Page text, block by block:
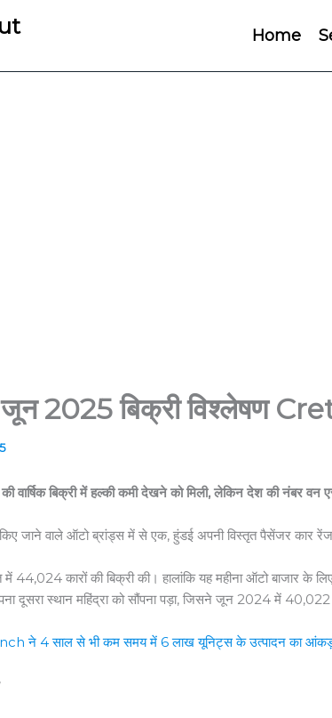
Home
2025 बिक्री विश्लेषण
बिक्री में हल्की कमी देखने को मिली, लेकिन देश की नंबर वन
जाने वाले ऑटो ब्रांड्स में से एक, हुंडई अपनी विस्तृत पैसेंजर कार रेंज
कारों की बिक्री की। हालांकि यह महीना ऑटो बाजार के
अपना दूसरा स्थान महिंद्रा को सौंपना पड़ा, जिसने जून 2024 में
ने 4 साल से भी कम समय में 6 लाख यूनिट्स के उत्पादन का आंकड़ा